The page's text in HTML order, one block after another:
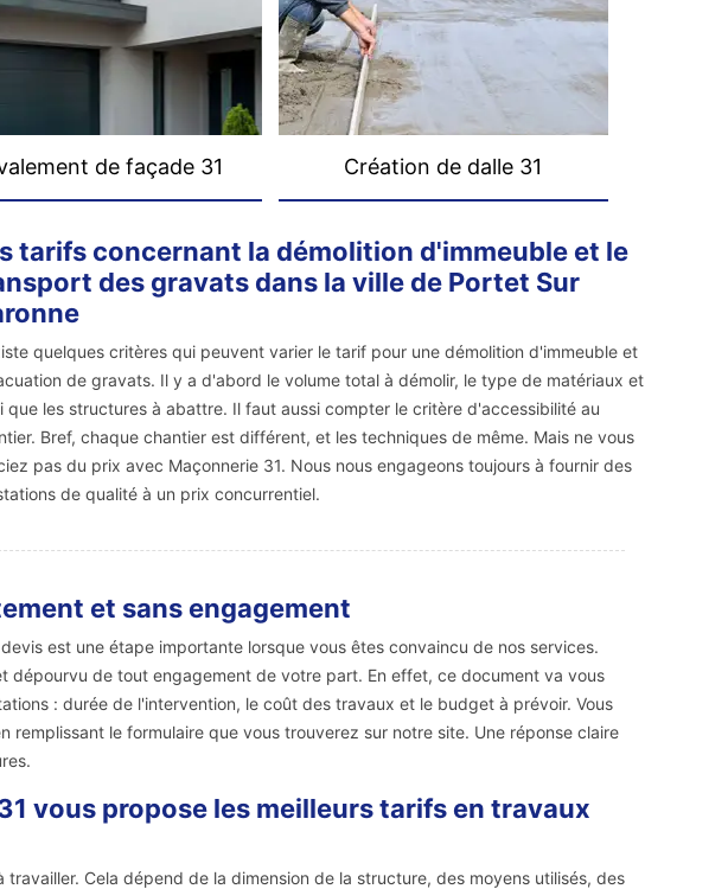
de façade 31 Création de dalle 31
tarifs concernant la démolition d'immeuble et le
des gravats dans la ville de Portet Sur
quelques critères qui peuvent varier le tarif pour une démolition d'immeuble et
de gravats. Il y a d'abord le volume total à démolir, le type de matériaux et
que les structures à abattre. Il faut aussi compter le critère d'accessibilité au
Bref, chaque chantier est différent, et les techniques de même. Mais ne vous
pas du prix avec Maçonnerie 31. Nous nous engageons toujours à fournir des
de qualité à un prix concurrentiel.
et sans engagement
est une étape importante lorsque vous êtes convaincu de nos services.
dépourvu de tout engagement de votre part. En effet, ce document va vous
: durée de l'intervention, le coût des travaux et le budget à prévoir. Vous
remplissant le formulaire que vous trouverez sur notre site. Une réponse claire
vous propose les meilleurs tarifs en travaux
travailler. Cela dépend de la dimension de la structure, des moyens utilisés, des